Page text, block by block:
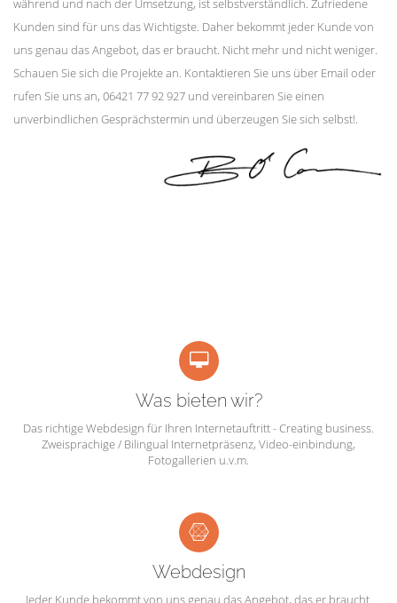
während und nach der Umsetzung, ist selbstverständlich. Zufriedene
Kunden sind für uns das Wichtigste. Daher bekommt jeder Kunde von
uns genau das Angebot, das er braucht. Nicht mehr und nicht weniger.
Schauen Sie sich die Projekte an. Kontaktieren Sie uns über Email oder
rufen Sie uns an, 06421 77 92 927 und vereinbaren Sie einen
unverbindlichen Gesprächstermin und überzeugen Sie sich selbst!.
Was bieten wir?
Das richtige Webdesign für Ihren Internetauftritt - Creating business.
Zweisprachige / Bilingual Internetpräsenz, Video-einbindung,
Fotogallerien u.v.m.
Webdesign
Jeder Kunde bekommt von uns genau das Angebot, das er braucht.